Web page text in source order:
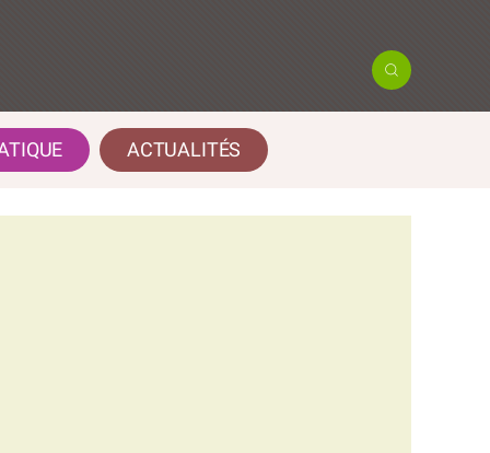
ACTUALITÉS